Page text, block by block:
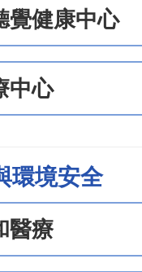
覺健康中心
中心
環境安全
醫療